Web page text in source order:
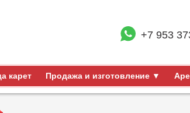
+7 953
карет Продажа и изготовление ▼